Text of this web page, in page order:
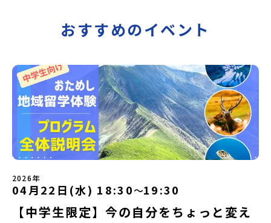
おすすめのイベント
2026年
04月22日(水) 18:30〜19:30
【中学生限定】今の自分をちょっと変え